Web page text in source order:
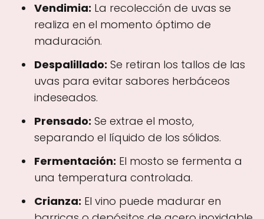
Vendimia: La recolección de uvas se
realiza en el momento óptimo de
maduración.
Despalillado: Se retiran los tallos de las
uvas para evitar sabores herbáceos
indeseados.
Prensado: Se extrae el mosto,
separando el líquido de los sólidos.
Fermentación: El mosto se fermenta a
una temperatura controlada.
Crianza: El vino puede madurar en